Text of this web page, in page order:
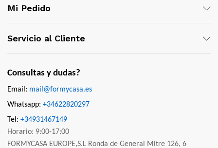
Mi Pedido
Servicio al Cliente
Consultas y dudas?
Email: mail@formycasa.es
Whatsapp: +34622820297
Tel: +34931467149
Horario: 9:00-17:00
FORMYCASA EUROPE,S.L Ronda de General Mitre 126, 6